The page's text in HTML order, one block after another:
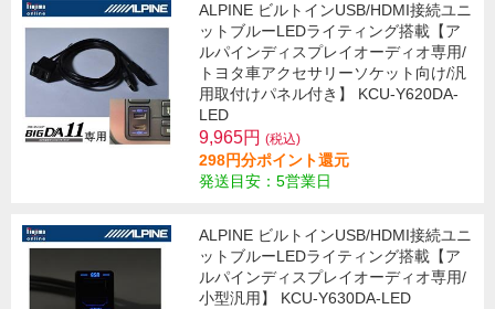
ALPINE ビルトインUSB/HDMI接続ユニ
ットブルーLEDライティング搭載【ア
ルパインディスプレイオーディオ専用/
トヨタ車アクセサリーソケット向け/汎
用取付けパネル付き】 KCU-Y620DA-
LED
9,965円 (税込)
298円分ポイント還元
発送目安：5営業日
ALPINE ビルトインUSB/HDMI接続ユニ
ットブルーLEDライティング搭載【ア
ルパインディスプレイオーディオ専用/
小型汎用】 KCU-Y630DA-LED